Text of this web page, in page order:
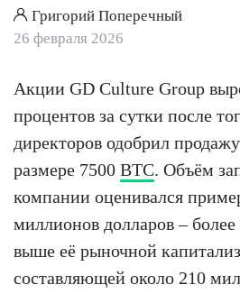
Григорий Поперечный
26 февраля 2026
Акции GD Culture Group
процентов за сутки после
директоров одобрил продажу
размере 7500 BTC. Объём
компании оценивался
миллионов долларов – более
выше её рыночной
составляющей около 210